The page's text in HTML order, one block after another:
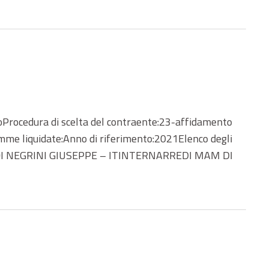
di scelta del contraente:23-affidamento
liquidate:Anno di riferimento:2021Elenco degli
GIUSEPPE – ITINTERNARREDI MAM DI